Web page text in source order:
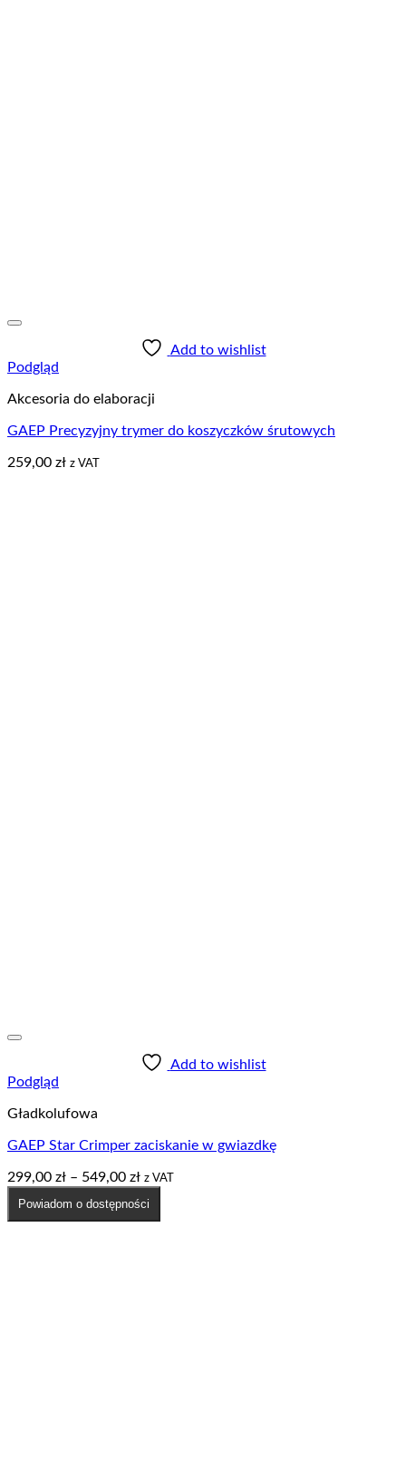
Add to wishlist
Podgląd
Akcesoria do elaboracji
GAEP Precyzyjny trymer do koszyczków śrutowych
259,00 zł z VAT
Add to wishlist
Podgląd
Gładkolufowa
GAEP Star Crimper zaciskanie w gwiazdkę
299,00 zł – 549,00 złZakres
od
z VAT
Powiadom o dostępności